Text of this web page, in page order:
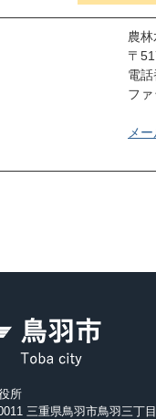
農
〒
電
フ
メ
所
三重県鳥羽市鳥羽三丁